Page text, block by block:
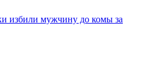
избили мужчину до комы за